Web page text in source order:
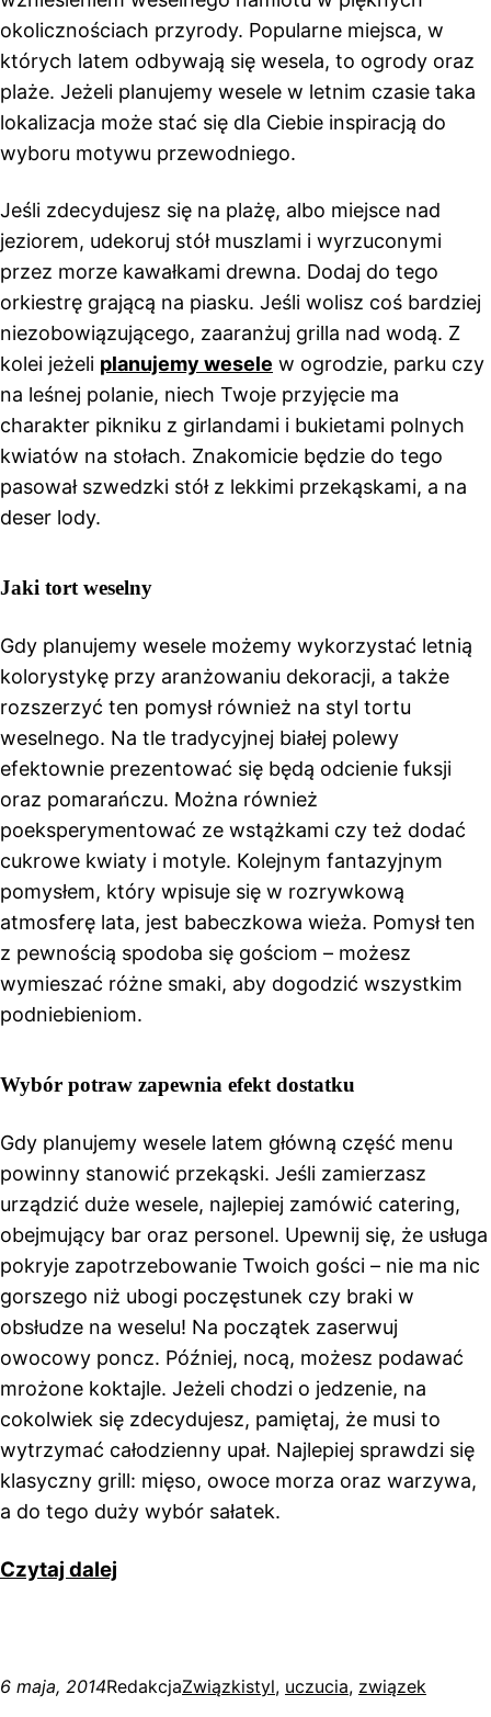
okolicznościach przyrody. Popularne miejsca, w
których latem odbywają się wesela, to ogrody oraz
plaże. Jeżeli planujemy wesele w letnim czasie taka
lokalizacja może stać się dla Ciebie inspiracją do
wyboru motywu przewodniego.
Jeśli zdecydujesz się na plażę, albo miejsce nad
jeziorem, udekoruj stół muszlami i wyrzuconymi
przez morze kawałkami drewna. Dodaj do tego
orkiestrę grającą na piasku. Jeśli wolisz coś bardziej
niezobowiązującego, zaaranżuj grilla nad wodą. Z
kolei jeżeli planujemy wesele w ogrodzie, parku czy
na leśnej polanie, niech Twoje przyjęcie ma
charakter pikniku z girlandami i bukietami polnych
kwiatów na stołach. Znakomicie będzie do tego
pasował szwedzki stół z lekkimi przekąskami, a na
deser lody.
Jaki tort weselny
Gdy planujemy wesele możemy wykorzystać letnią
kolorystykę przy aranżowaniu dekoracji, a także
rozszerzyć ten pomysł również na styl tortu
weselnego. Na tle tradycyjnej białej polewy
efektownie prezentować się będą odcienie fuksji
oraz pomarańczu. Można również
poeksperymentować ze wstążkami czy też dodać
cukrowe kwiaty i motyle. Kolejnym fantazyjnym
pomysłem, który wpisuje się w rozrywkową
atmosferę lata, jest babeczkowa wieża. Pomysł ten
z pewnością spodoba się gościom – możesz
wymieszać różne smaki, aby dogodzić wszystkim
podniebieniom.
Wybór potraw zapewnia efekt dostatku
Gdy planujemy wesele latem główną część menu
powinny stanowić przekąski. Jeśli zamierzasz
urządzić duże wesele, najlepiej zamówić catering,
obejmujący bar oraz personel. Upewnij się, że usługa
pokryje zapotrzebowanie Twoich gości – nie ma nic
gorszego niż ubogi poczęstunek czy braki w
obsłudze na weselu! Na początek zaserwuj
owocowy poncz. Później, nocą, możesz podawać
mrożone koktajle. Jeżeli chodzi o jedzenie, na
cokolwiek się zdecydujesz, pamiętaj, że musi to
wytrzymać całodzienny upał. Najlepiej sprawdzi się
klasyczny grill: mięso, owoce morza oraz warzywa,
a do tego duży wybór sałatek.
Czytaj dalej
6 maja, 2014RedakcjaZwiązkistyl, uczucia, związek